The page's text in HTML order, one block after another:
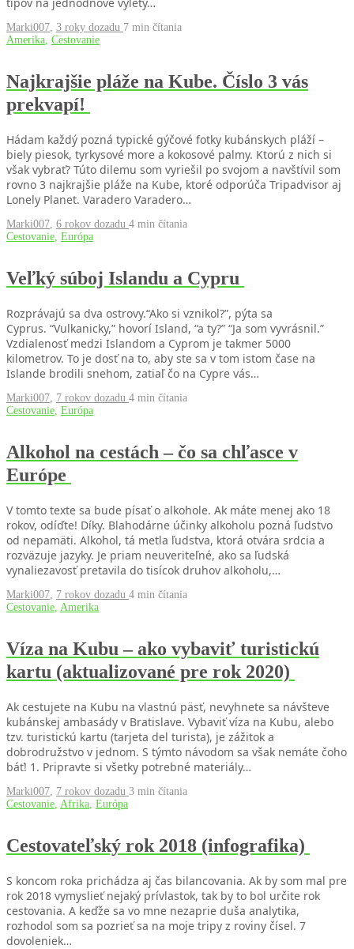
tipov na jednodňové výlety…
Marki007, 3 roky dozadu 7 min čítania
Amerika, Cestovanie
Najkrajšie pláže na Kube. Číslo 3 vás
prekvapí!
Hádam každý pozná typické gýčové fotky kubánskych pláží –
biely piesok, tyrkysové more a kokosové palmy. Ktorú z nich si
však vybrať? Túto dilemu som vyriešil po svojom a navštívil som
rovno 3 najkrajšie pláže na Kube, ktoré odporúča Tripadvisor aj
Lonely Planet. Varadero Varadero…
Marki007, 6 rokov dozadu 4 min čítania
Cestovanie, Európa
Veľký súboj Islandu a Cypru
Rozprávajú sa dva ostrovy.“Ako si vznikol?”, pýta sa
Cyprus. “Vulkanicky,” hovorí Island, “a ty?” “Ja som vyvrásnil.”
Vzdialenosť medzi Islandom a Cyprom je takmer 5000
kilometrov. To je dosť na to, aby ste sa v tom istom čase na
Islande brodili snehom, zatiaľ čo na Cypre vás…
Marki007, 7 rokov dozadu 4 min čítania
Cestovanie, Európa
Alkohol na cestách – čo sa chľasce v
Európe
V tomto texte sa bude písať o alkohole. Ak máte menej ako 18
rokov, odíďte! Díky. Blahodárne účinky alkoholu pozná ľudstvo
od nepamäti. Alkohol, tá metla ľudstva, ktorá otvára srdcia a
rozväzuje jazyky. Je priam neuveriteľné, ako sa ľudská
vynaliezavosť pretavila do tisícok druhov alkoholu,…
Marki007, 7 rokov dozadu 4 min čítania
Cestovanie, Amerika
Víza na Kubu – ako vybaviť turistickú
kartu (aktualizované pre rok 2020)
Ak cestujete na Kubu na vlastnú päsť, nevyhnete sa návšteve
kubánskej ambasády v Bratislave. Vybaviť víza na Kubu, alebo
tzv. turistickú kartu (tarjeta del turista), je zážitok a
dobrodružstvo v jednom. S týmto návodom sa však nemáte čoho
báť! 1. Pripravte si všetky potrebné materiály…
Marki007, 7 rokov dozadu 3 min čítania
Cestovanie, Afrika, Európa
Cestovateľský rok 2018 (infografika)
S koncom roka prichádza aj čas bilancovania. Ak by som mal pre
rok 2018 vymyslieť nejaký prívlastok, tak by to bol určite rok
cestovania. A keďže sa vo mne nezaprie duša analytika,
rozhodol som sa pozrieť sa na moje tripy z roviny čísel. 7
dovoleniek…